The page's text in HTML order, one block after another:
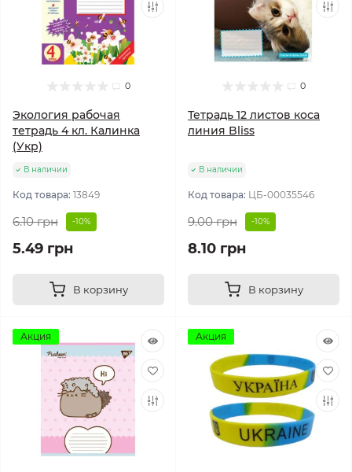
0
Экология рабочая
тетрадь 4 кл. Калинка
(Укр)
В наличии
Код товара: 13849
6.10 грн -10%
5.49 грн
В корзину
0
Тетрадь 12 листов коса
линия Bliss
В наличии
Код товара: ЦБ-00035546
9.00 грн -10%
8.10 грн
В корзину
Акция Акция